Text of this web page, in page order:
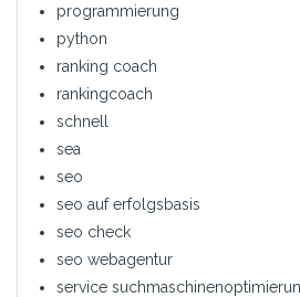
programmierung
python
ranking coach
rankingcoach
schnell
sea
seo
seo auf erfolgsbasis
seo check
seo webagentur
service